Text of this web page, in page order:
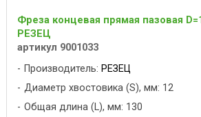
Фреза концевая прямая пазовая
РЕЗЕЦ
артикул 9001033
Производитель: РЕЗЕЦ
Диаметр хвостовика (S), мм: 12
Общая длина (L), мм: 130